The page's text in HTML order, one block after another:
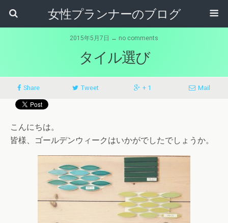
女性プランナーのブログ
2015年5月7日 ↔ no comments
タイル選び
Share Tweet + 1 Mail
こんにちは。
皆様、ゴールデンウィークはいかがでしたでしょうか。